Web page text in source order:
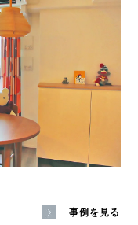
事例を見る